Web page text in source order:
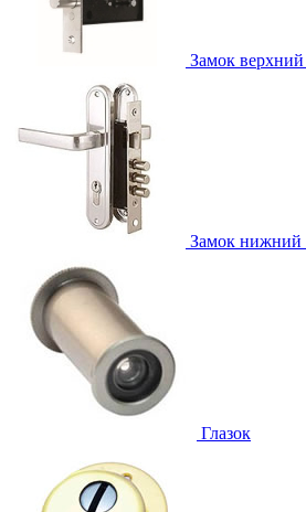
Замок верхний
Замок нижний
Глазок